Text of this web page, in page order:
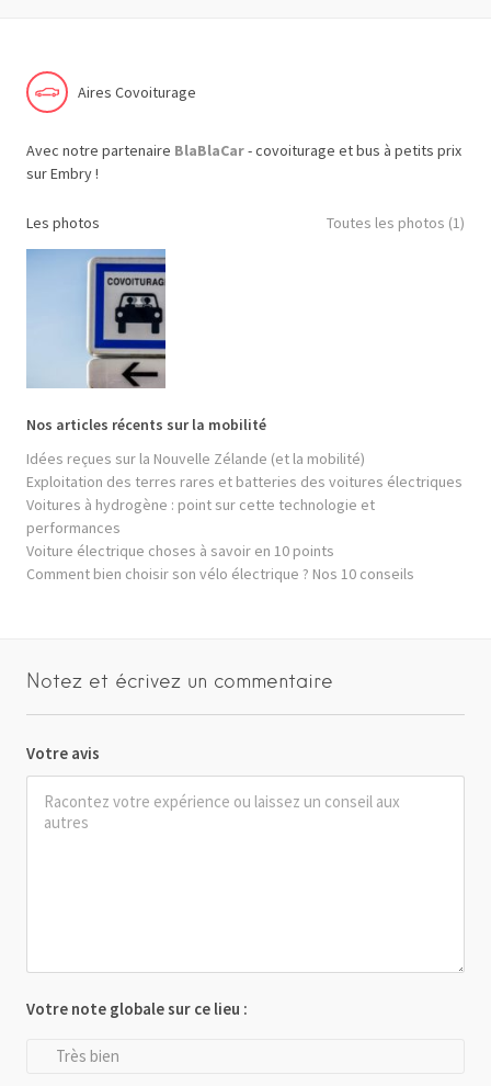
Aires Covoiturage
Avec notre partenaire BlaBlaCar- covoiturage et bus à petits prix
sur Embry !
Les photos Toutes les photos (1)
Nos articles récents sur la mobilité
Idées reçues sur la Nouvelle Zélande (et la mobilité)
Exploitation des terres rares et batteries des voitures électriques
Voitures à hydrogène : point sur cette technologie et
performances
Voiture électrique choses à savoir en 10 points
Comment bien choisir son vélo électrique ? Nos 10 conseils
Notez et écrivez un commentaire
Votre avis
Votre note globale sur ce lieu :
Très bien